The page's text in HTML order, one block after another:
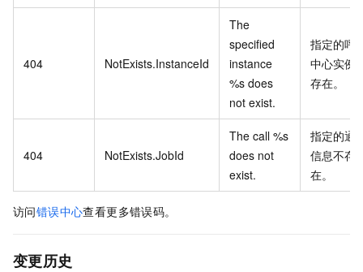
404 NotExists.InstanceId
The
specified
instance
%s does
not exist.
指定的呼
中心实例
存在。
404 NotExists.JobId
The call %s
does not
exist.
指定的通
信息不存
在。
访问错误中心查看更多错误码。
变更历史